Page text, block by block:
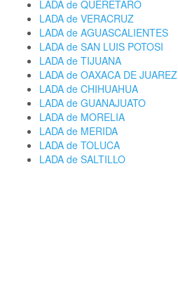
LADA de QUERETARO
LADA de VERACRUZ
LADA de AGUASCALIENTES
LADA de SAN LUIS POTOSI
LADA de TIJUANA
LADA de OAXACA DE JUAREZ
LADA de CHIHUAHUA
LADA de GUANAJUATO
LADA de MORELIA
LADA de MERIDA
LADA de TOLUCA
LADA de SALTILLO